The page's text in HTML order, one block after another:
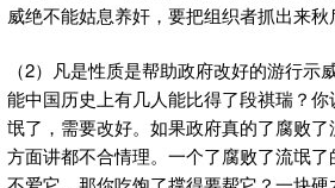
威绝不能姑息养奸，要把组织者抓出来秋
（2）凡是性质是帮助政府改好的游行示
能中国历史上有几人能比得了段祺瑞？
氓了，需要改好。如果政府真的了腐败
方面讲都不合情理。一个了腐败了流氓